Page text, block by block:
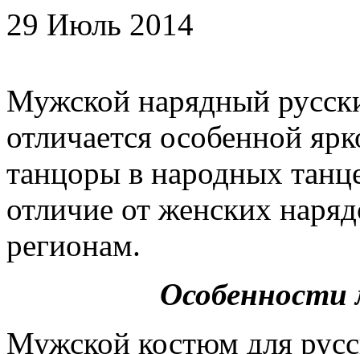
29 Июль 2014
Мужской нарядный
отличается особенной
танцоры в народных
отличие от женских
регионам.
Мужской костюм для